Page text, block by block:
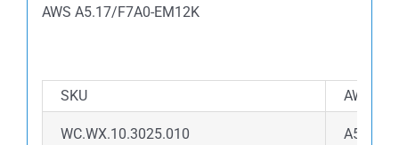
AWS A5.17/F7A0-EM12K
SKU AWS &
WC.WX.10.3025.010 A5.17/